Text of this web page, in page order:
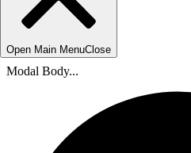
Open Main MenuClose
Modal Body...